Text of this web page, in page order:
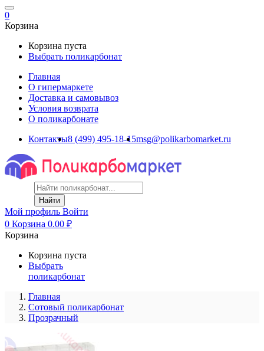
0
Корзина
Корзина пуста
Выбрать поликарбонат
Главная
О гипермаркете
Доставка и самовывоз
Условия возврата
О поликарбонате
Контакты8 (499) 495-18-15msg@polikarbomarket.ru
Найти
Мой профиль Войти
0 Корзина 0.00 ₽
Корзина
Корзина пуста
Выбрать
поликарбонат
Главная
Сотовый поликарбонат
Прозрачный